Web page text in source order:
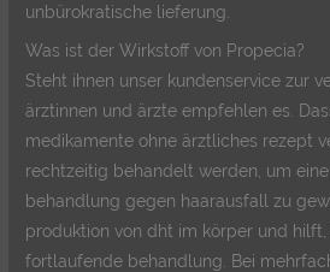
unbürokratische lieferung.
Was ist der Wirkstoff von Propecia?
Steht ihnen unser kundenservice zur
ärztinnen und ärzte empfehlen es.
medikamente ohne ärztliches rezept
rechtzeitig behandelt werden, um
behandlung gegen haarausfall zu
produktion von dht im körper und
fortlaufende behandlung. Bei